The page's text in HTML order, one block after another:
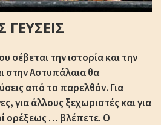
ΓΕΥΣΕΙΣ
την ιστορία και την
στην Αστυπάλαια θα
από το παρελθόν. Για
για άλλους ξεχωριστές και για
ορέξεως … βλέπετε. Ο